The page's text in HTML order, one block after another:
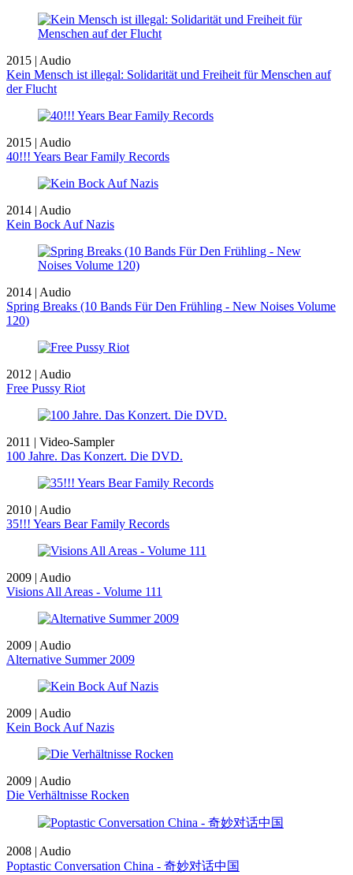
2015 | Audio
Kein Mensch ist illegal: Solidarität und Freiheit für Menschen auf
der Flucht
2015 | Audio
40!!! Years Bear Family Records
2014 | Audio
Kein Bock Auf Nazis
2014 | Audio
Spring Breaks (10 Bands Für Den Frühling - New Noises Volume
120)
2012 | Audio
Free Pussy Riot
2011 | Video-Sampler
100 Jahre. Das Konzert. Die DVD.
2010 | Audio
35!!! Years Bear Family Records
2009 | Audio
Visions All Areas - Volume 111
2009 | Audio
Alternative Summer 2009
2009 | Audio
Kein Bock Auf Nazis
2009 | Audio
Die Verhältnisse Rocken
2008 | Audio
Poptastic Conversation China - 奇妙对话中国